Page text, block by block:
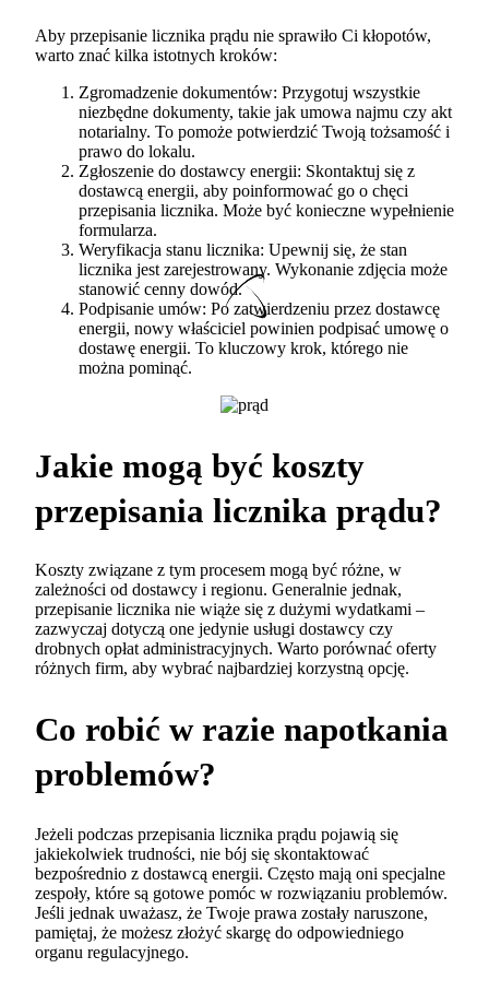
Aby przepisanie licznika prądu nie sprawiło Ci kłopotów,
warto znać kilka istotnych kroków:
Zgromadzenie dokumentów: Przygotuj wszystkie
niezbędne dokumenty, takie jak umowa najmu czy akt
notarialny. To pomoże potwierdzić Twoją tożsamość i
prawo do lokalu.
Zgłoszenie do dostawcy energii: Skontaktuj się z
dostawcą energii, aby poinformować go o chęci
przepisania licznika. Może być konieczne wypełnienie
formularza.
Weryfikacja stanu licznika: Upewnij się, że stan
licznika jest zarejestrowany. Wykonanie zdjęcia może
stanowić cenny dowód.
Podpisanie umów: Po zatwierdzeniu przez dostawcę
energii, nowy właściciel powinien podpisać umowę o
dostawę energii. To kluczowy krok, którego nie
można pominąć.
Jakie mogą być koszty
przepisania licznika prądu?
Koszty związane z tym procesem mogą być różne, w
zależności od dostawcy i regionu. Generalnie jednak,
przepisanie licznika nie wiąże się z dużymi wydatkami –
zazwyczaj dotyczą one jedynie usługi dostawcy czy
drobnych opłat administracyjnych. Warto porównać oferty
różnych firm, aby wybrać najbardziej korzystną opcję.
Co robić w razie napotkania
problemów?
Jeżeli podczas przepisania licznika prądu pojawią się
jakiekolwiek trudności, nie bój się skontaktować
bezpośrednio z dostawcą energii. Często mają oni specjalne
zespoły, które są gotowe pomóc w rozwiązaniu problemów.
Jeśli jednak uważasz, że Twoje prawa zostały naruszone,
pamiętaj, że możesz złożyć skargę do odpowiedniego
organu regulacyjnego.